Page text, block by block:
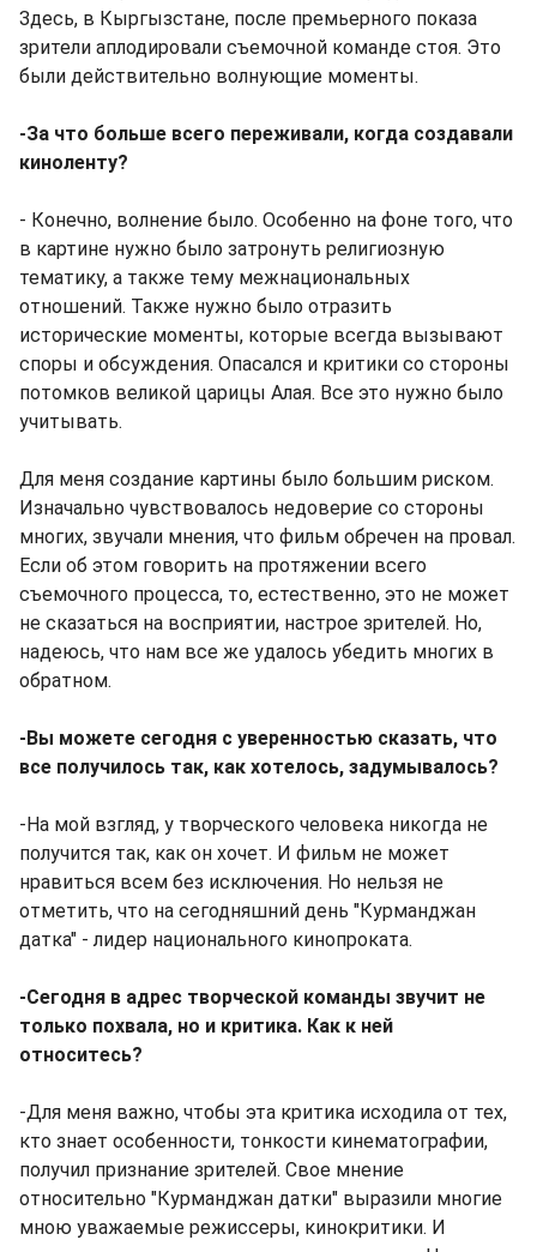
Здесь, в Кыргызстане, после премьерного показа
зрители аплодировали съемочной команде стоя. Это
были действительно волнующие моменты.
-За что больше всего переживали, когда создавали
киноленту?
- Конечно, волнение было. Особенно на фоне того, что
в картине нужно было затронуть религиозную
тематику, а также тему межнациональных
отношений. Также нужно было отразить
исторические моменты, которые всегда вызывают
споры и обсуждения. Опасался и критики со стороны
потомков великой царицы Алая. Все это нужно было
учитывать.
Для меня создание картины было большим риском.
Изначально чувствовалось недоверие со стороны
многих, звучали мнения, что фильм обречен на провал.
Если об этом говорить на протяжении всего
съемочного процесса, то, естественно, это не может
не сказаться на восприятии, настрое зрителей. Но,
надеюсь, что нам все же удалось убедить многих в
обратном.
-Вы можете сегодня с уверенностью сказать, что
все получилось так, как хотелось, задумывалось?
-На мой взгляд, у творческого человека никогда не
получится так, как он хочет. И фильм не может
нравиться всем без исключения. Но нельзя не
отметить, что на сегодняшний день "Курманджан
датка" - лидер национального кинопроката.
-Сегодня в адрес творческой команды звучит не
только похвала, но и критика. Как к ней
относитесь?
-Для меня важно, чтобы эта критика исходила от тех,
кто знает особенности, тонкости кинематографии,
получил признание зрителей. Свое мнение
относительно "Курманджан датки" выразили многие
мною уважаемые режиссеры, кинокритики. И